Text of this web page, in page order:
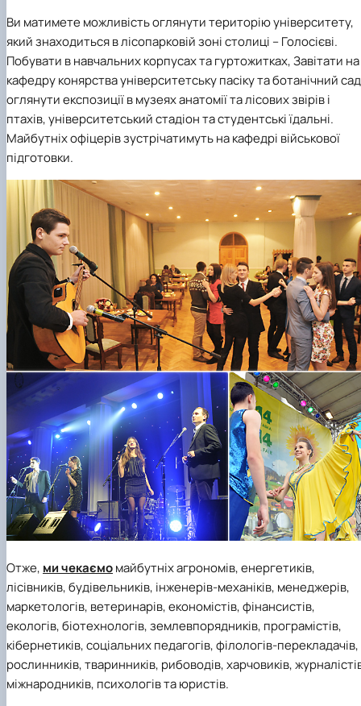
Ви матимете можливість оглянути територію університету,
який знаходиться в лісопарковій зоні столиці – Голосієві.
Побувати в навчальних корпусах та гуртожитках, Завітати на
кафедру конярства університетську пасіку та ботанічний
оглянути експозиції в музеях анатомії та лісових звірів і
птахів, університетський стадіон та студентські їдальні.
Майбутніх офіцерів зустрічатимуть на кафедрі військової
підготовки.
Отже, ми чекаємомайбутніх агрономів, енергетиків,
лісівників, будівельників, інженерів-механіків, менеджерів,
маркетологів, ветеринарів, економістів, фінансистів,
екологів, біотехнологів, землевпорядників, програмістів,
кібернетиків, соціальних педагогів, філологів-перекладачів,
рослинників, тваринників, рибоводів, харчовиків,
міжнародників, психологів та юристів.